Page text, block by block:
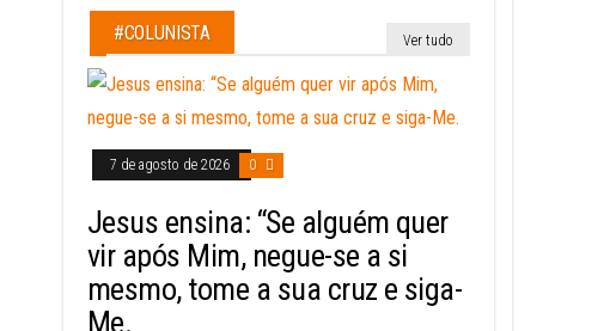
#COLUNISTA Ver tudo
7 de agosto de 2026 0
Jesus ensina: “Se alguém quer
vir após Mim, negue-se a si
mesmo, tome a sua cruz e siga-
Me.